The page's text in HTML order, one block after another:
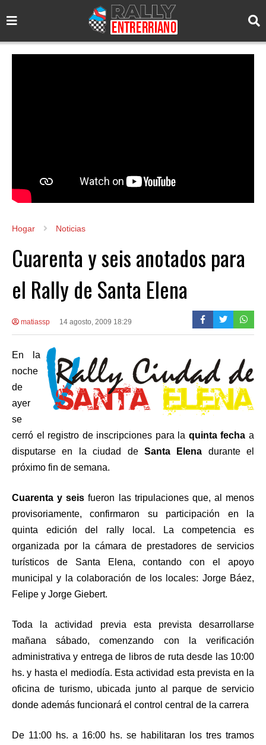
Hogar Noticias
Cuarenta y seis anotados para
el Rally de Santa Elena
matiassp 14 agosto, 2009 18:29
En la
noche
de
ayer
se
cerró el registro de inscripciones para la quinta fecha a
disputarse en la ciudad de Santa Elena durante el
próximo fin de semana.
Cuarenta y seis fueron las tripulaciones que, al menos
provisoriamente, confirmaron su participación en la
quinta edición del rally local. La competencia es
organizada por la cámara de prestadores de servicios
turísticos de Santa Elena, contando con el apoyo
municipal y la colaboración de los locales: Jorge Báez,
Felipe y Jorge Giebert.
Toda la actividad previa esta prevista desarrollarse
mañana sábado, comenzando con la verificación
administrativa y entrega de libros de ruta desde las 10:00
hs. y hasta el mediodía. Esta actividad esta prevista en la
oficina de turismo, ubicada junto al parque de servicio
donde además funcionará el control central de la carrera
De 11:00 hs. a 16:00 hs. se habilitaran los tres tramos